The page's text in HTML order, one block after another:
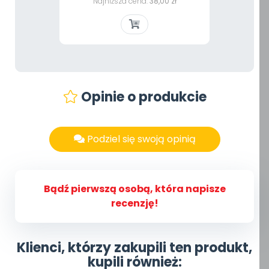
Opinie o produkcie
Podziel się swoją opinią
Bądź pierwszą osobą, która napisze
recenzję!
Klienci, którzy zakupili ten produkt,
kupili również: